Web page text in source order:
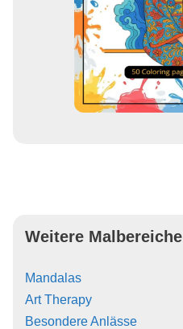
Weitere Malbereiche
Mandalas
Art Therapy
Besondere Anlässe